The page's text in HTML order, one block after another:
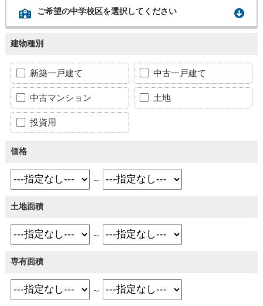
ご希望の中学校区を選択してください
建物種別
新築一戸建て 中古一戸建て
中古マンション 土地
投資用
価格
～
土地面積
～
専有面積
～